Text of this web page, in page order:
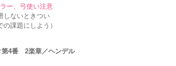
ー、弓使い注意
しないときつい
の課題にしよう）
第4番 2楽章／ヘンデル